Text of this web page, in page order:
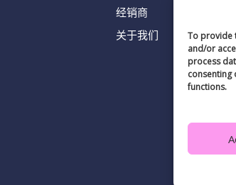
To provide
and/or
process
consenting
functions.
经销商
关于我们